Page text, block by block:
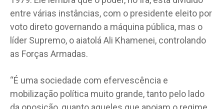
entre várias instâncias, com o presidente eleito por
voto direto governando a máquina pública, mas o
líder Supremo, o aiatolá Ali Khamenei, controlando
as Forças Armadas.
“É uma sociedade com efervescência e
mobilização política muito grande, tanto pelo lado